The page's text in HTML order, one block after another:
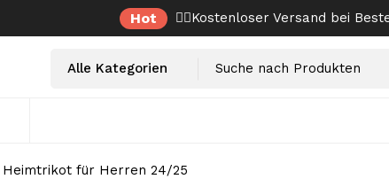
Hot ✌🏼Kostenloser Versand bei
Select
Suche
für Herren 24/25